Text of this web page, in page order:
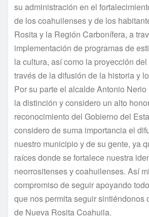
su administración en el
de los coahuilenses y de los
Rosita y la Región Carboní­fera, a
implementación de programas de
la cultura, así­ como la proyección
través de la difusión de la historia y
Por su parte el alcalde Antonio
la distinción y considero un alto
reconocimiento del Gobierno del
considero de suma importancia el
nuestro municipio y de su gente, ya
raí­ces donde se fortalece nuestra
neorrositenses y coahuilenses. Así­
compromiso de seguir apoyando
que nos permita seguir sintiéndonos
de Nueva Rosita Coahuila.